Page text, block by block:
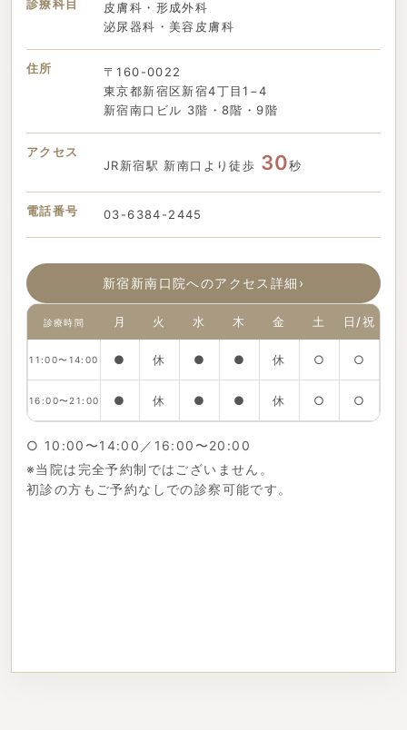
診療科目
皮膚科・形成外科
泌尿器科・美容皮膚科
住所
〒160-0022
東京都新宿区新宿4丁目1−4
新宿南口ビル 3階・8階・9階
アクセス
JR新宿駅 新南口より徒歩 30秒
電話番号 03-6384-2445
新宿新南口院へのアクセス詳細 ›
診療時間 月 火 水 木 金 土 日/祝
11:00〜14:00 ● 休 ● ● 休 ○ ○
16:00〜21:00 ● 休 ● ● 休 ○ ○
○ 10:00〜14:00／16:00〜20:00
※当院は完全予約制ではございません。
初診の方もご予約なしでの診察可能です。